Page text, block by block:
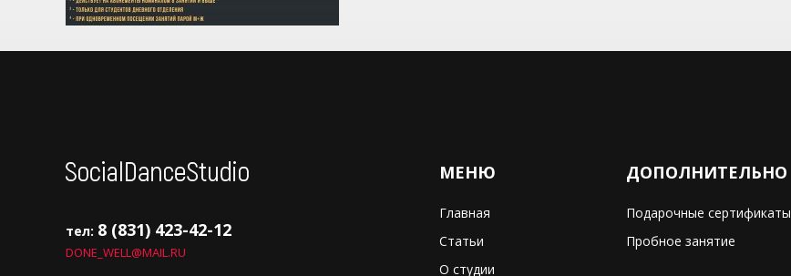
тел: 8 (831) 423-42-12
DONE_WELL@MAIL.RU
МЕНЮ
Главная
Статьи
О студии
ДОПОЛНИТЕЛЬНО
Подарочные сертификаты
Пробное занятие